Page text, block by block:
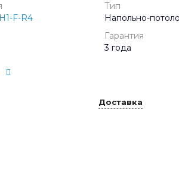
F-R4
Тип
Напольно-
Гарантия
3 года
Доставка